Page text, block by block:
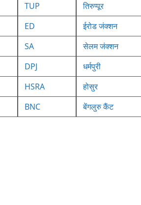
TUP तिरुप्पूर
ED ईरोड जंक्शन
SA सेलम जंक्शन
DPJ धर्मपुरी
HSRA होसुर
BNC बेंगलुरु कैंट